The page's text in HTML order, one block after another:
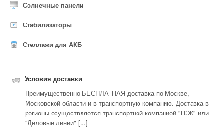
Солнечные панели
Стабилизаторы
Стеллажи для АКБ
Условия доставки
Преимущественно БЕСПЛАТНАЯ доставка по Москве,
Московской области и в транспортную компанию. Доставка в
регионы осуществляется транспортной компанией "ПЭК" или
"Деловые линии" [...]